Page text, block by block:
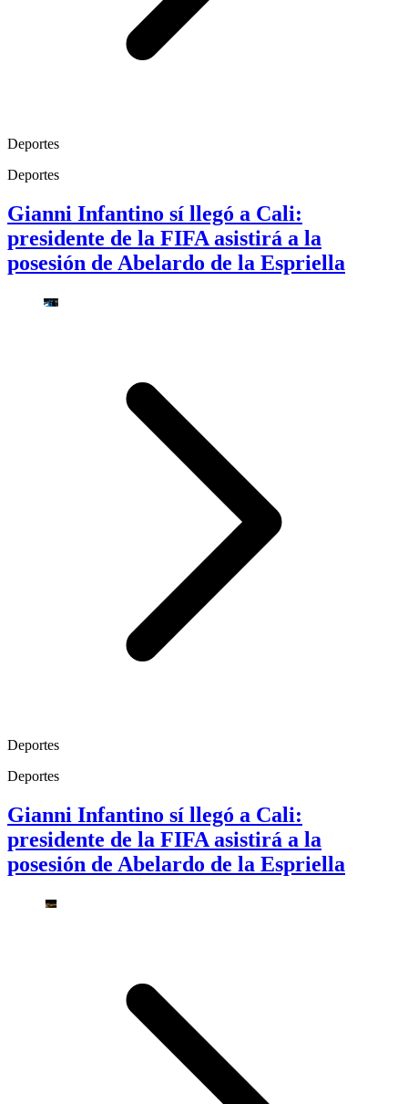
Deportes
Deportes
Gianni Infantino sí llegó a Cali:
presidente de la FIFA asistirá a la
posesión de Abelardo de la Espriella
Deportes
Deportes
Gianni Infantino sí llegó a Cali:
presidente de la FIFA asistirá a la
posesión de Abelardo de la Espriella